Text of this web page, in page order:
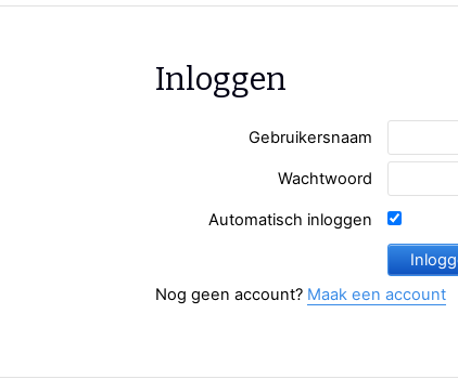
Inloggen
Gebruikersnaam
Wachtwoord
Automatisch inloggen
Nog geen account? Maak een account